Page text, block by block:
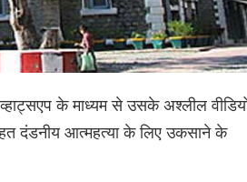
के माध्यम से उसके अश्लील
दंडनीय आत्महत्या के लिए उकसाने के